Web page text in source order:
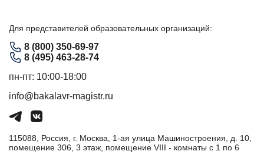
Для представителей образовательных организаций:
8 (800) 350-69-97
8 (495) 463-28-74
пн-пт: 10:00-18:00
info@bakalavr-magistr.ru
115088, Россия, г. Москва, 1-ая улица Машиностроения, д. 10,
помещение 306, 3 этаж, помещение VIII - комнаты с 1 по 6